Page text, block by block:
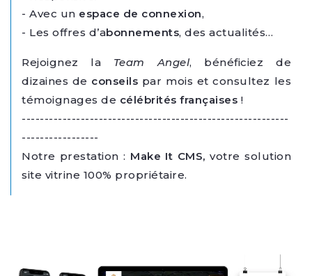
- Avec un espace de connexion,
- Les offres d’abonnements, des actualités…
Rejoignez la Team Angel, bénéficiez de
dizaines de conseils par mois et consultez les
témoignages de célébrités françaises !
-----------------------------------------------------------
-----------------
Notre prestation : Make It CMS,votre solution
site vitrine 100% propriétaire.